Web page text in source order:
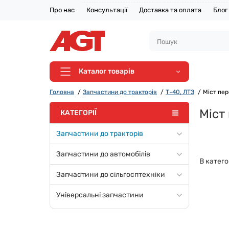
Про нас Консультації Доставка та оплата Блог
Каталог товарів
Головна Запчастини до тракторів Т-40, ЛТЗ Міст
КАТЕГОРІЇ
Запчастини до тракторів
Запчастини до автомобілів
Запчастини до сільгосптехніки
Універсальні запчастини
Міст
В